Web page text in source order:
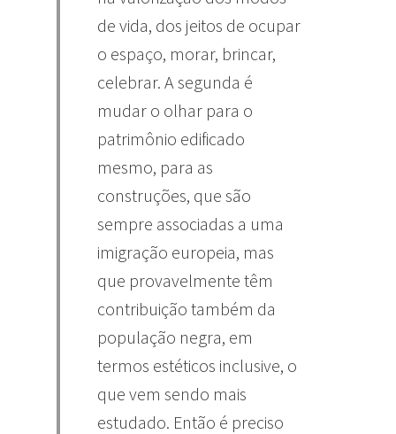
de vida, dos jeitos de ocupar
o espaço, morar, brincar,
celebrar. A segunda é
mudar o olhar para o
patrimônio edificado
mesmo, para as
construções, que são
sempre associadas a uma
imigração europeia, mas
que provavelmente têm
contribuição também da
população negra, em
termos estéticos inclusive, o
que vem sendo mais
estudado. Então é preciso